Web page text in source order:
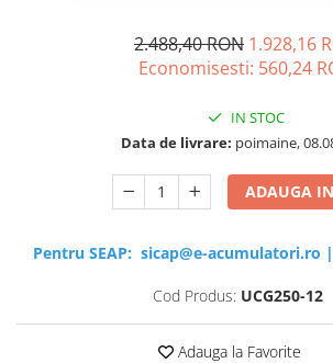
2.488,40 RON 1.928,16
Economisesti: 560,24
IN STOC
Data de livrare: poimaine,
ADAUGA
Pentru SEAP: sicap@e-acumulatori.ro |
Cod Produs: UCG250-12
Adauga la Favorite